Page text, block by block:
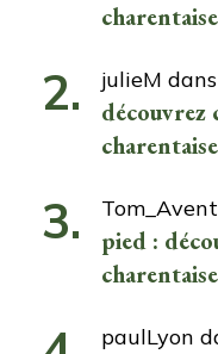
julieM dans
découvrez
pied :
paulLyon